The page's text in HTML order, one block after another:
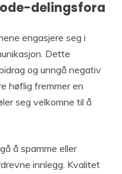
delingsfora
engasjere seg i
Dette
og unngå negativ
høflig fremmer en
seg velkomne til å
å spamme eller
innlegg. Kvalitet